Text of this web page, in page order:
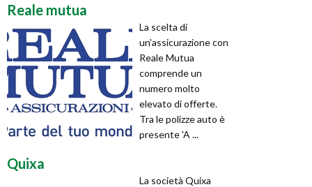
Reale mutua
La scelta di
un'assicurazione con
Reale Mutua
comprende un
numero molto
elevato di offerte.
Tra le polizze auto è
presente 'A ...
Quixa
La società Quixa